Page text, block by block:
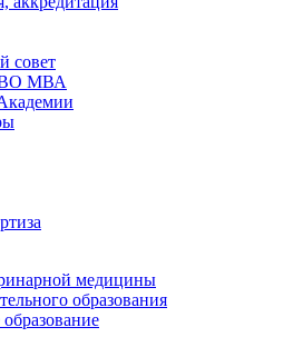
совет
ВО МВА
медицины
образования